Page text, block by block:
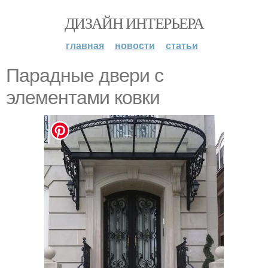
ДИЗАЙН ИНТЕРЬЕРА
главная новости статьи
Парадные двери с
элементами ковки